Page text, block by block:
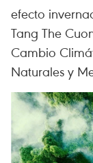
efecto
Tang The
Cambio
Naturales y